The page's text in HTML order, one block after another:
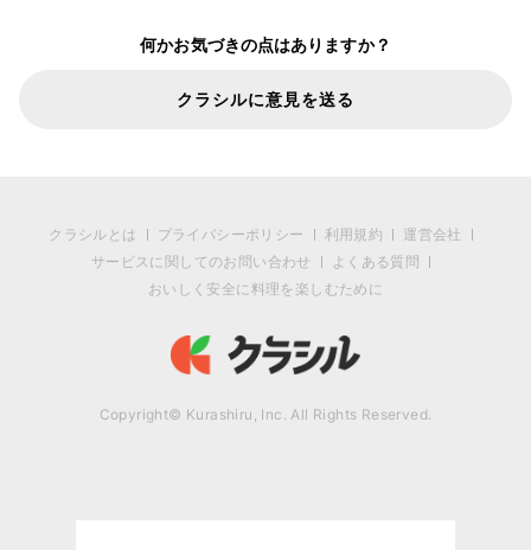
何かお気づきの点はありますか？
クラシルに意見を送る
クラシルとは プライバシーポリシー 利用規約
運営会社
サービスに関してのお問い合わせ
よくある質問
おいしく安全に料理を楽しむために
Copyright© Kurashiru, Inc. All Rights Reserved.